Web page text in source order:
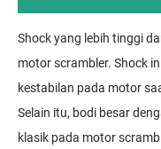
Shock yang lebih tinggi
motor scrambler. Shock
kestabilan pada motor
Selain itu, bodi besar
klasik pada motor